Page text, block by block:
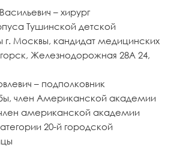
– хирург
Тушинской детской
г. Москвы, кандидат медицинских
Железнодорожная 28А 24,
– подполковник
член Американской академии
американской академии
20-й городской